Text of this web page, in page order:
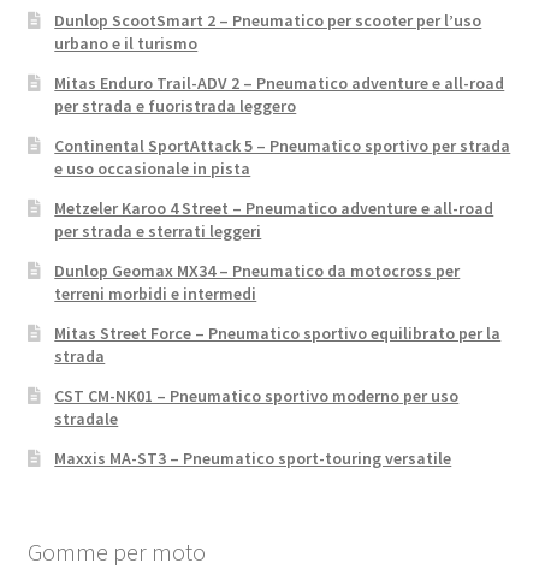
Dunlop ScootSmart 2 – Pneumatico per scooter per l’uso
urbano e il turismo
Mitas Enduro Trail-ADV 2 – Pneumatico adventure e all-road
per strada e fuoristrada leggero
Continental SportAttack 5 – Pneumatico sportivo per strada
e uso occasionale in pista
Metzeler Karoo 4 Street – Pneumatico adventure e all-road
per strada e sterrati leggeri
Dunlop Geomax MX34 – Pneumatico da motocross per
terreni morbidi e intermedi
Mitas Street Force – Pneumatico sportivo equilibrato per la
strada
CST CM-NK01 – Pneumatico sportivo moderno per uso
stradale
Maxxis MA-ST3 – Pneumatico sport-touring versatile
Gomme per moto